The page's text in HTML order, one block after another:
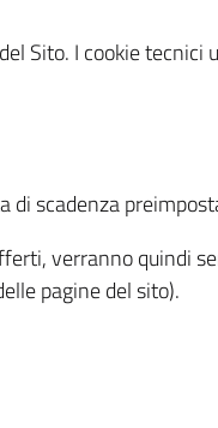
Sito. I cookie tecnici
di scadenza
verranno quindi
pagine del sito).